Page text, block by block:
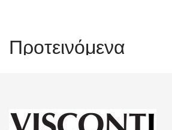
Προτεινόμενα